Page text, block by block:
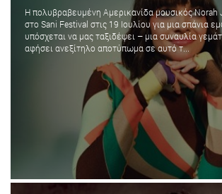
Η πολυβραβευμένη Αμερικανίδα μουσικός Norah
στο Sani Festival στις 19 Ιουλίου για μια σπάνια
υπόσχεται να μας ταξιδέψει – μια συναυλία
αφήσει ανεξίτηλο αποτύπωμα σε αυτό τ...